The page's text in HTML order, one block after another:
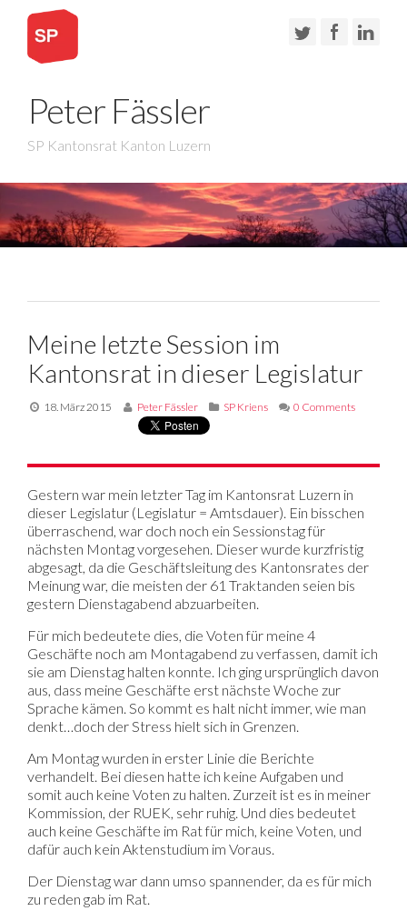
Peter Fässler
SP Kantonsrat Kanton Luzern
Meine letzte Session im
Kantonsrat in dieser Legislatur
18. März 2015 Peter Fässler SP Kriens 0 Comments
Gestern war mein letzter Tag im Kantonsrat Luzern in
dieser Legislatur (Legislatur = Amtsdauer). Ein bisschen
überraschend, war doch noch ein Sessionstag für
nächsten Montag vorgesehen. Dieser wurde kurzfristig
abgesagt, da die Geschäftsleitung des Kantonsrates der
Meinung war, die meisten der 61 Traktanden seien bis
gestern Dienstagabend abzuarbeiten.
Für mich bedeutete dies, die Voten für meine 4
Geschäfte noch am Montagabend zu verfassen, damit ich
sie am Dienstag halten konnte. Ich ging ursprünglich davon
aus, dass meine Geschäfte erst nächste Woche zur
Sprache kämen. So kommt es halt nicht immer, wie man
denkt…doch der Stress hielt sich in Grenzen.
Am Montag wurden in erster Linie die Berichte
verhandelt. Bei diesen hatte ich keine Aufgaben und
somit auch keine Voten zu halten. Zurzeit ist es in meiner
Kommission, der RUEK, sehr ruhig. Und dies bedeutet
auch keine Geschäfte im Rat für mich, keine Voten, und
dafür auch kein Aktenstudium im Voraus.
Der Dienstag war dann umso spannender, da es für mich
zu reden gab im Rat.